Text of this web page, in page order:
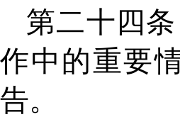
第二十四条
作中的重要
告。